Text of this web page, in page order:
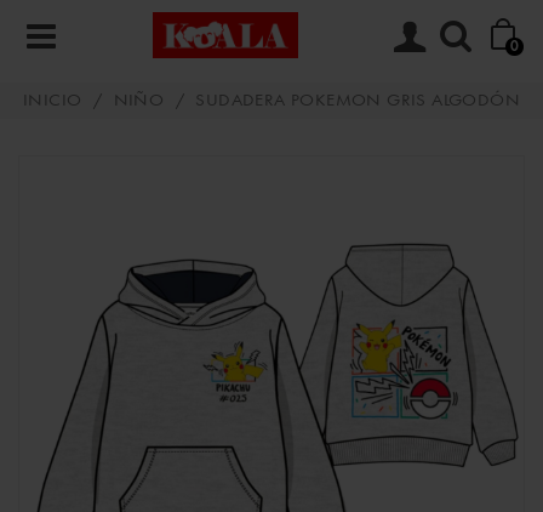
0
INICIO / NIÑO / SUDADERA POKEMON GRIS ALGODÓN